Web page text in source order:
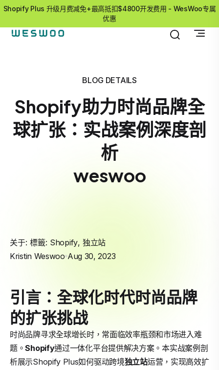
Shopify Plus 升级月费减免+最高抵扣$4800开发费用 - WesWoo专属
优惠
BLOG DETAILS
Shopify助力时尚品牌全
球扩张：实战案例深度剖
析
weswoo
关于: 標籤: Shopify, 独立站
Kristin Weswoo Aug 30, 2023
引言：全球化时代时尚品牌
的扩张挑战
时尚品牌寻求全球增长时，常面临效率瓶颈和市场进入难
题。Shopify通过一体化平台提供解决方案。本实战案例剖
析展示Shopify Plus如何驱动跨境独立站运营，实现高效扩